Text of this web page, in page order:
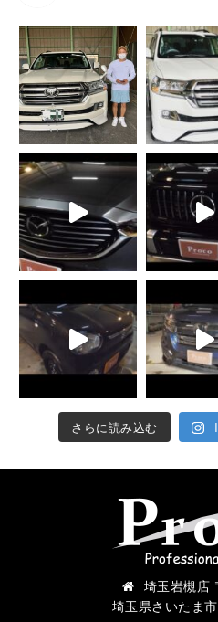
さらに読み込む
埼玉岩槻店
埼玉県さいたま